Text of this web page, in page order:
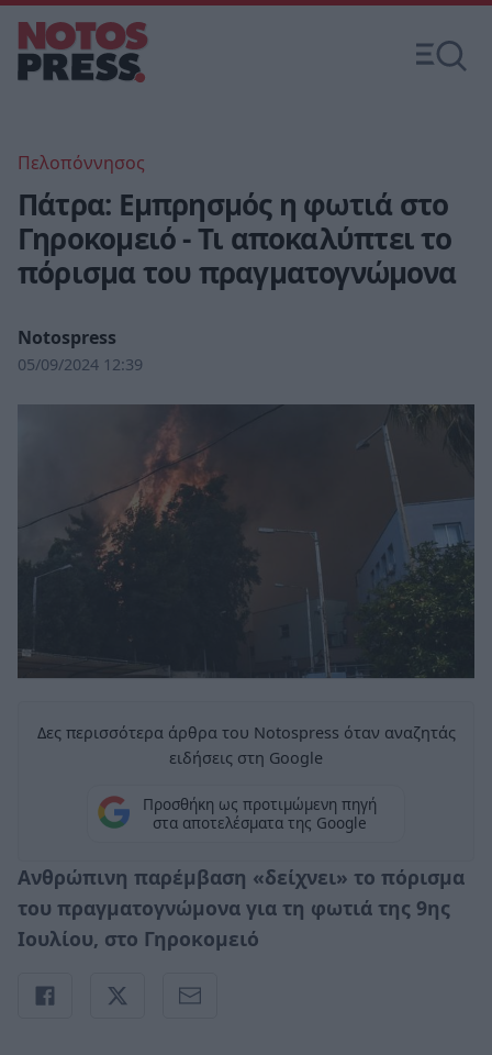
Πελοπόννησος
Πάτρα: Εμπρησμός η φωτιά στο
Γηροκομειό - Τι αποκαλύπτει το
πόρισμα του πραγματογνώμονα
Notospress
05/09/2024 12:39
Δες περισσότερα άρθρα του Notospress όταν αναζητάς
ειδήσεις στη Google
Προσθήκη ως προτιμώμενη πηγή
στα αποτελέσματα της Google
Ανθρώπινη παρέμβαση «δείχνει» το πόρισμα
του πραγματογνώμονα για τη φωτιά της 9ης
Ιουλίου, στο Γηροκομειό